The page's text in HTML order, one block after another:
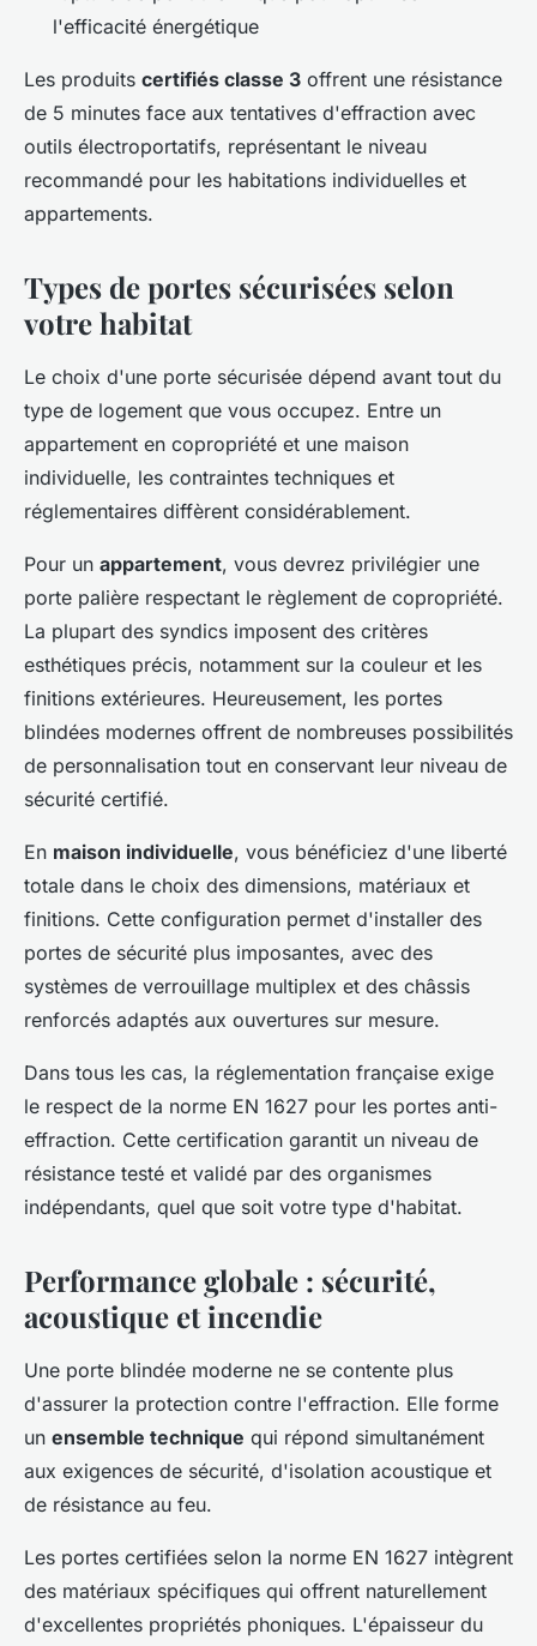
l'efficacité énergétique
Les produits certifiés classe 3 offrent une résistance
de 5 minutes face aux tentatives d'effraction avec
outils électroportatifs, représentant le niveau
recommandé pour les habitations individuelles et
appartements.
Types de portes sécurisées selon
votre habitat
Le choix d'une porte sécurisée dépend avant tout du
type de logement que vous occupez. Entre un
appartement en copropriété et une maison
individuelle, les contraintes techniques et
réglementaires diffèrent considérablement.
Pour un appartement, vous devrez privilégier une
porte palière respectant le règlement de copropriété.
La plupart des syndics imposent des critères
esthétiques précis, notamment sur la couleur et les
finitions extérieures. Heureusement, les portes
blindées modernes offrent de nombreuses possibilités
de personnalisation tout en conservant leur niveau de
sécurité certifié.
En maison individuelle, vous bénéficiez d'une liberté
totale dans le choix des dimensions, matériaux et
finitions. Cette configuration permet d'installer des
portes de sécurité plus imposantes, avec des
systèmes de verrouillage multiplex et des châssis
renforcés adaptés aux ouvertures sur mesure.
Dans tous les cas, la réglementation française exige
le respect de la norme EN 1627 pour les portes anti-
effraction. Cette certification garantit un niveau de
résistance testé et validé par des organismes
indépendants, quel que soit votre type d'habitat.
Performance globale : sécurité,
acoustique et incendie
Une porte blindée moderne ne se contente plus
d'assurer la protection contre l'effraction. Elle forme
un ensemble technique qui répond simultanément
aux exigences de sécurité, d'isolation acoustique et
de résistance au feu.
Les portes certifiées selon la norme EN 1627 intègrent
des matériaux spécifiques qui offrent naturellement
d'excellentes propriétés phoniques. L'épaisseur du